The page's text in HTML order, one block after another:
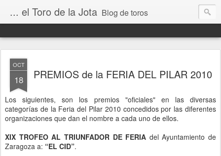
... el Toro de la Jota Blog de toros
OCT
18 PREMIOS de la FERIA DEL PILAR 2010
Los siguientes, son los premios "oficiales" en las diversas
categorías de la Feria del Pilar 2010 concedidos por las diferentes
organizaciones que dan el nombre a cada uno de ellos.
XIX TROFEO AL TRIUNFADOR DE FERIA del Ayuntamiento de
Zaragoza a: “EL CID”.